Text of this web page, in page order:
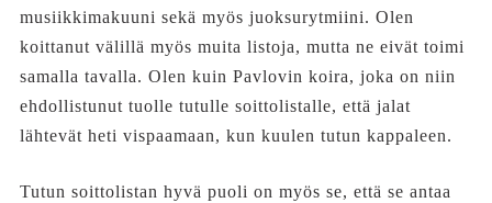
musiikkimakuuni sekä myös juoksurytmiini. Olen
koittanut välillä myös muita listoja, mutta ne eivät toimi
samalla tavalla. Olen kuin Pavlovin koira, joka on niin
ehdollistunut tuolle tutulle soittolistalle, että jalat
lähtevät heti vispaamaan, kun kuulen tutun kappaleen.
Tutun soittolistan hyvä puoli on myös se, että se antaa